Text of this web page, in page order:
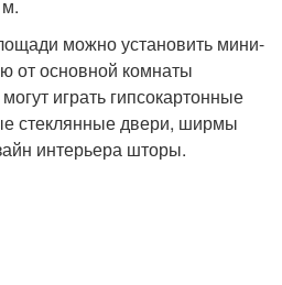
можно установить мини-
от основной комнаты
играть гипсокартонные
стеклянные двери, ширмы
интерьера шторы.